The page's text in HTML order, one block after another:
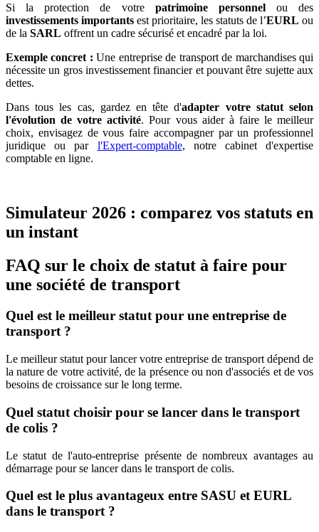
Si la protection de votre patrimoine personnelou des
investissements importants est prioritaire, les statuts de l’EURL ou
de la SARL offrent un cadre sécurisé et encadré par la loi.
Exemple concret :Une entreprise de transport de marchandises qui
nécessite un gros investissement financier et pouvant être sujette aux
dettes.
Dans tous les cas, gardez en tête d'adapter votre statut selon
l'évolution de votre activité. Pour vous aider à faire le meilleur
choix, envisagez de vous faire accompagner par un professionnel
juridique ou par l'Expert-comptable, notre cabinet d'expertise
comptable en ligne.
Simulateur 2026 : comparez vos statuts en
un instant
FAQ sur le choix de statut à faire pour
une société de transport
Quel est le meilleur statut pour une entreprise de
transport ?
Le meilleur statut pour lancer votre entreprise de transport dépend de
la nature de votre activité, de la présence ou non d'associés et de vos
besoins de croissance sur le long terme.
Quel statut choisir pour se lancer dans le transport
de colis ?
Le statut de l'auto-entreprise présente de nombreux avantages au
démarrage pour se lancer dans le transport de colis.
Quel est le plus avantageux entre SASU et EURL
dans le transport ?